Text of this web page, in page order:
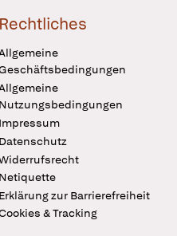
Rechtliches
Nutzungsbedingungen
Impressum
Datenschutz
Netiquette
Erklärung zur Barrierefreiheit
& Tracking